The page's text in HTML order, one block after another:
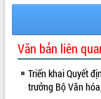
Văn bản liên
Triển khai Quyết
trưởng Bộ Văn